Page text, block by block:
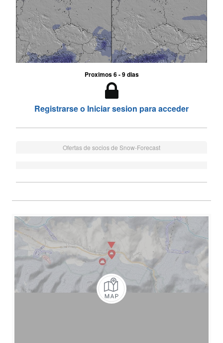
Proximos 6 - 9 dias
Registrarse o Iniciar sesion para acceder
Ofertas de socios de Snow-Forecast